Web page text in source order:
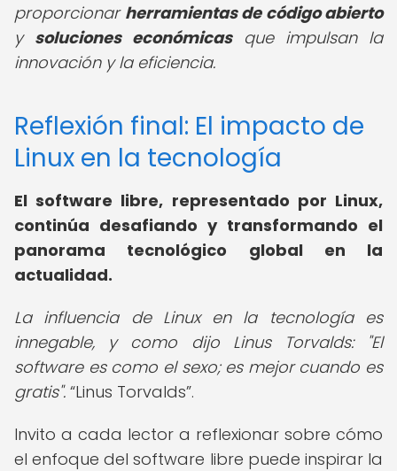
proporcionar herramientas de código abierto
y soluciones económicasque impulsan la
innovación y la eficiencia.
Reflexión final: El impacto de
Linux en la tecnología
El software libre, representado por Linux,
continúa desafiando y transformando el
panorama tecnológico global en la
actualidad.
La influencia de Linux en la tecnología es
innegable, y como dijo Linus Torvalds: "El
software es como el sexo; es mejor cuando es
gratis". Linus Torvalds .
Invito a cada lector a reflexionar sobre cómo
el enfoque del software libre puede inspirar la